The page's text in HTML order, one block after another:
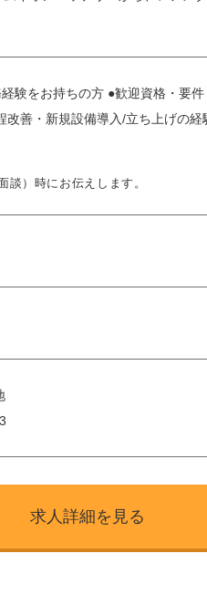
験をお持ちの方 ●歓迎資格・要
善・新規設備導入/立ち上げの
）時にお伝えします。
求人詳細を見る